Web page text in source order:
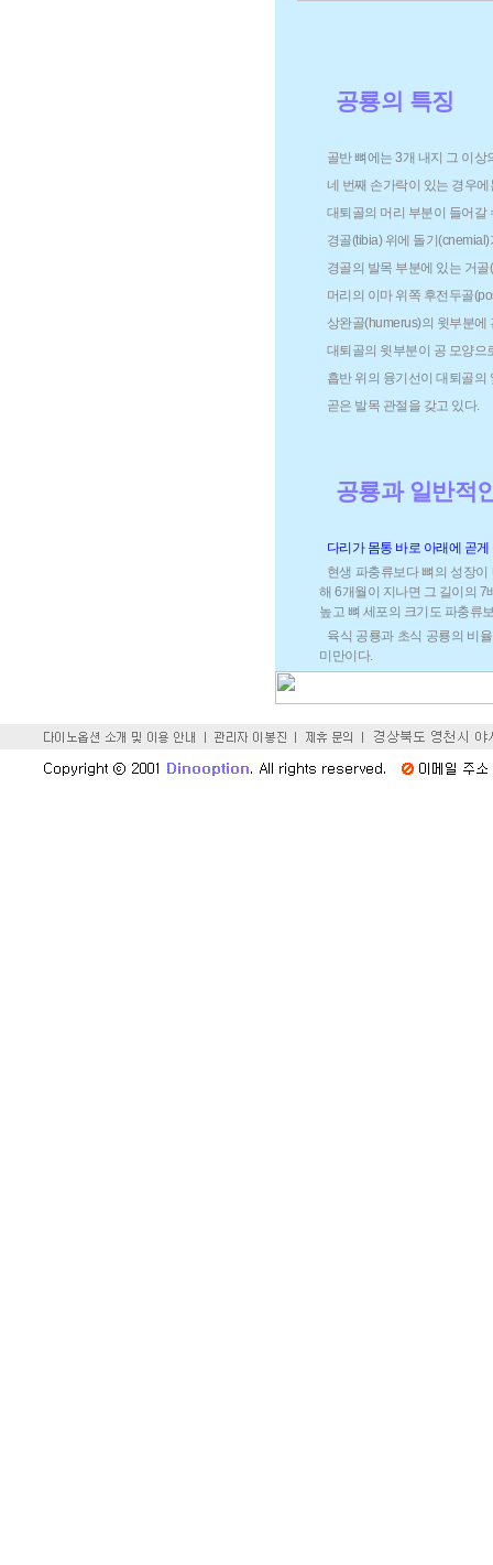
공룡의 특징
골반 뼈에는 3개 내지 그 이
네 번째 손가락이 있는 경우
대퇴골의 머리 부분이 들어갈
경골(tibia) 위에 돌기(cnemial)
경골의 발목 부분에 있는 거
머리의 이마 위쪽 후전두골
상완골(humerus)의 윗부분에
대퇴골의 윗부분이 공 모양으
흡반 위의 융기선이 대퇴골의
곧은 발목 관절을 갖고 있다.
공룡과 일반적
다리가 몸통 바로 아래에 곧
현생 파충류보다 뼈의 성장
해 6개월이 지나면 그 길이의 7
높고 뼈 세포의 크기도 파충류
육식 공룡과 초식 공룡의 비
미만이다.